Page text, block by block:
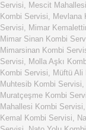
Servisi, Mescit
Kombi Servisi, Mevlana
Servisi, Mimar
Mimar Sinan Kombi
Mimarsinan Kombi
Servisi, Molla Aşkı
Kombi Servisi, Müftü Ali
Muhtesib Kombi Servisi,
Muratçeşme Kombi
Mahallesi Kombi Servisi,
Kemal Kombi Servisi,